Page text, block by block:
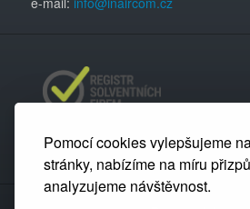
Pomocí cookies vylepšujeme
stránky, nabízíme na míru
analyzujeme návštěvnost.